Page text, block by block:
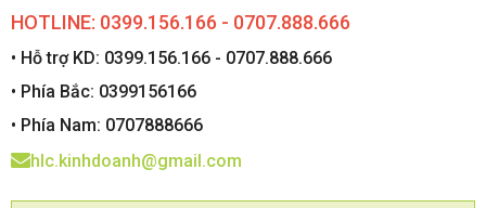
HOTLINE: 0399.156.166 - 0707.888.666
• Hỗ trợ KD: 0399.156.166 - 0707.888.666
• Phía Bắc: 0399156166
• Phía Nam: 0707888666
hlc.kinhdoanh@gmail.com